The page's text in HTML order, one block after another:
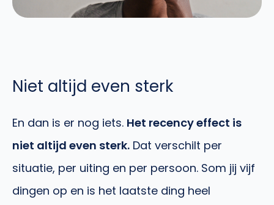
Niet altijd even sterk
En dan is er nog iets. Het recency effect is
niet altijd even sterk. Dat verschilt per
situatie, per uiting en per persoon. Som jij vijf
dingen op en is het laatste ding heel